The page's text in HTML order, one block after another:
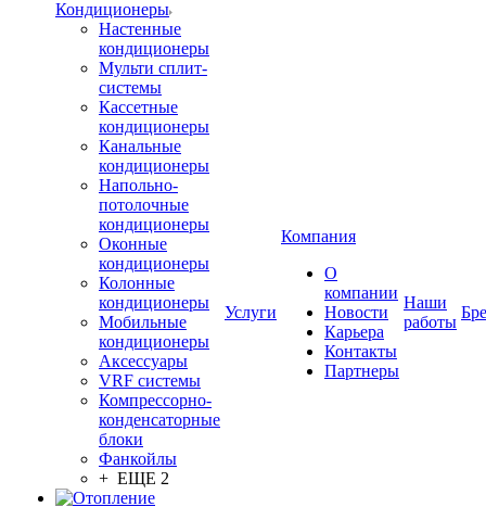
Кондиционеры
Настенные
кондиционеры
Мульти сплит-
системы
Кассетные
кондиционеры
Канальные
кондиционеры
Напольно-
потолочные
кондиционеры
Оконные
кондиционеры
Колонные
кондиционеры
Мобильные
кондиционеры
Аксессуары
VRF системы
Компрессорно-
конденсаторные
блоки
Фанкойлы
+ ЕЩЕ 2
Услуги
Компания
О
компании
Новости
Карьера
Контакты
Партнеры
Наши
работы